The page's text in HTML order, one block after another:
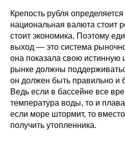
Российско-
ЦДУ
Отрасли и регионы
Inforum
Крепость рубля
национальная валюта стоит
стоит экономика. Поэтому
выход — это система
она показала свою истинную
рынке должны
он должен быть правильно и
Ведь если в бассейне все
температура воды, то и
если море штормит, то
получить утопленника.